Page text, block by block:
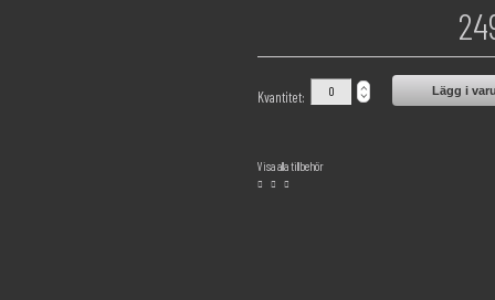
Kvantitet: Lägg i
Visa alla tillbehör